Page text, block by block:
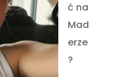
ć na
Mad
erze
?